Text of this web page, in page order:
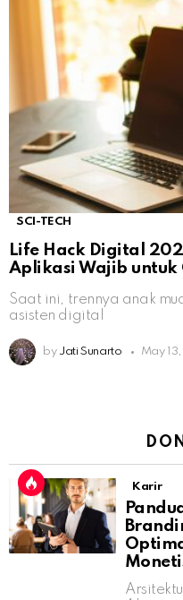
SCI-TECH
Life Hack Digital
Aplikasi Wajib untuk
Saat ini, trennya anak
asisten digital
by Jati Sunarto May
Karir